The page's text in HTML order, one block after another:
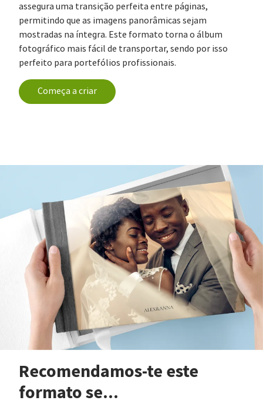
assegura uma transição perfeita entre páginas,
permitindo que as imagens panorâmicas sejam
mostradas na íntegra. Este formato torna o álbum
fotográfico mais fácil de transportar, sendo por isso
perfeito para portefólios profissionais.
Começa a criar
Recomendamos-te este
formato se...